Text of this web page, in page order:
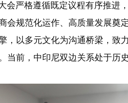
严格遵循既定议程有序推进，
会规范化运作、高质量发展奠
，以多元文化为沟通桥梁，致
当前，中印尼双边关系处于历